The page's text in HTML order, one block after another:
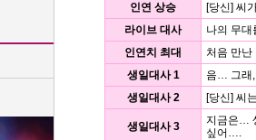
인연 상승
[당신] 씨
라이브 대사
나의 무
인연치 최대
처음 만난
생일대사 1
음… 그래,
생일대사 2
[당신] 씨
생일대사 3
지금은…
싶어….